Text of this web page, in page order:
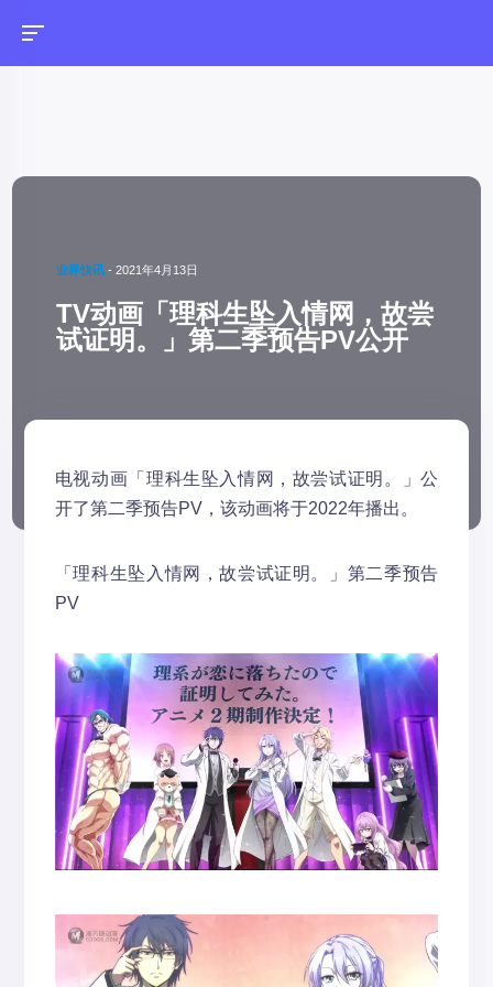
业界快讯 -2021年4月13日
TV动画「理科生坠入情网，故尝
试证明。」第二季预告PV公开
电视动画「理科生坠入情网，故尝试证明。」公
开了第二季预告PV，该动画将于2022年播出。
「理科生坠入情网，故尝试证明。」第二季预告
PV